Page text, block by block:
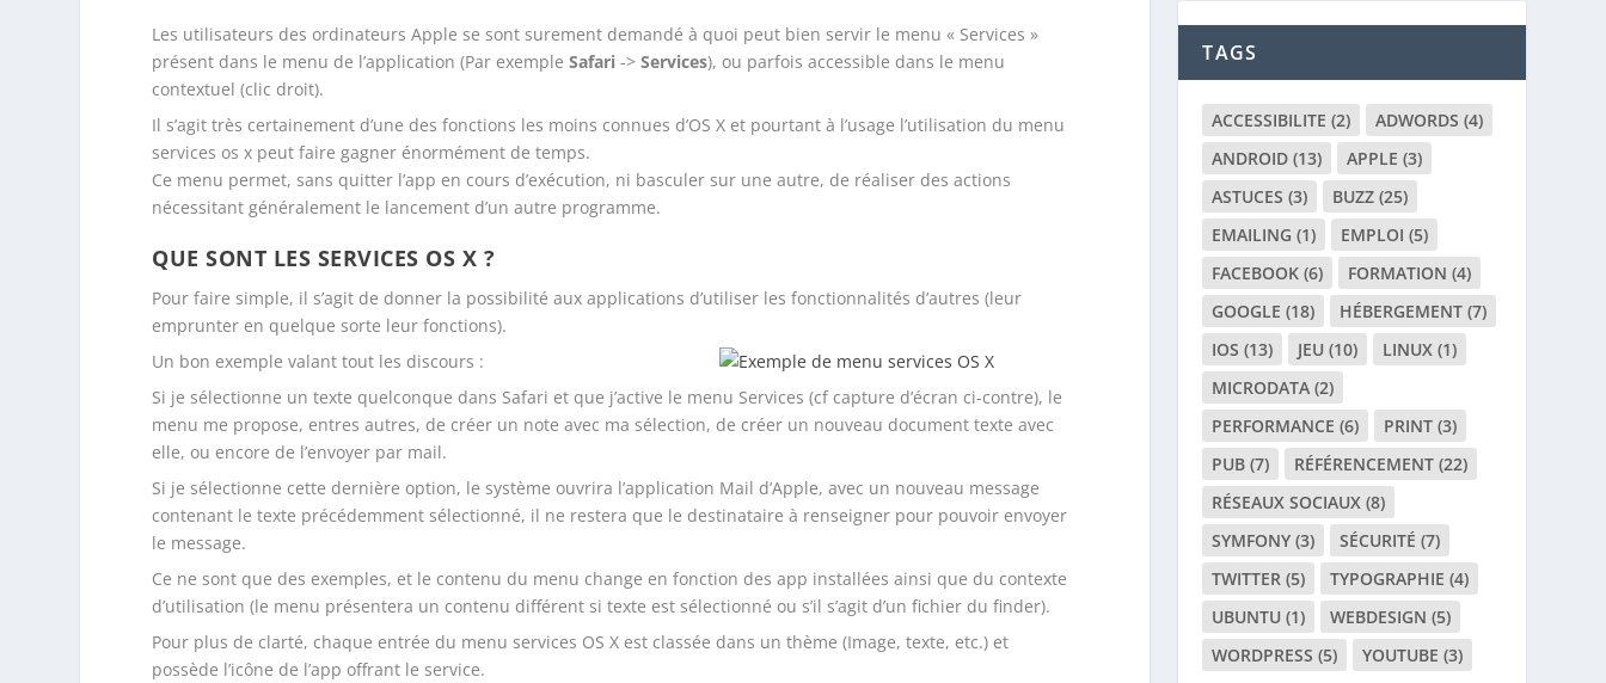
Les utilisateurs des ordinateurs Apple se sont surement demandé à quoi peut bien servir le menu « Services »
présent dans le menu de l’application (Par exempleSafari ->Services), ou parfois accessible dans le menu
contextuel (clic droit).
Il s’agit très certainement d’une des fonctions les moins connues d’OS X et pourtant à l’usage l’utilisation du menu
services os x peut faire gagner énormément de temps.
Ce menu permet, sans quitter l’app en cours d’exécution, ni basculer sur une autre, de réaliser des actions
nécessitant généralement le lancement d’un autre programme.
QUE SONT LES SERVICES OS X ?
Pour faire simple, il s’agit de donner la possibilité aux applications d’utiliser les fonctionnalités d’autres (leur
emprunter en quelque sorte leur fonctions).
Un bon exemple valant tout les discours :
Si je sélectionne un texte quelconque dans Safari et que j’active le menu Services (cf capture d’écran ci-contre), le
menu me propose, entres autres, de créer un note avec ma sélection, de créer un nouveau document texte avec
elle, ou encore de l’envoyer par mail.
Si je sélectionne cette dernière option, le système ouvrira l’application Mail d’Apple, avec un nouveau message
contenant le texte précédemment sélectionné, il ne restera que le destinataire à renseigner pour pouvoir envoyer
le message.
Ce ne sont que des exemples, et le contenu du menu change en fonction des app installées ainsi que du contexte
d’utilisation (le menu présentera un contenu différent si texte est sélectionné ou s’il s’agit d’un fichier du finder).
Pour plus de clarté, chaque entrée du menu services OS X est classée dans un thème (Image, texte, etc.) et
possède l’icône de l’app offrant le service.
TAGS
ACCESSIBILITE (2) ADWORDS (4)
ANDROID (13) APPLE (3)
ASTUCES (3) BUZZ (25)
EMAILING (1) EMPLOI (5)
FACEBOOK (6) FORMATION (4)
GOOGLE (18) HÉBERGEMENT (7)
IOS (13) JEU (10) LINUX (1)
MICRODATA (2)
PERFORMANCE (6) PRINT (3)
PUB (7) RÉFÉRENCEMENT (22)
RÉSEAUX SOCIAUX (8)
SYMFONY (3) SÉCURITÉ (7)
TWITTER (5) TYPOGRAPHIE (4)
UBUNTU (1) WEBDESIGN (5)
WORDPRESS (5) YOUTUBE (3)